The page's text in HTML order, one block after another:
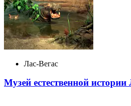
Лас-Вегас
Музей естественной истории